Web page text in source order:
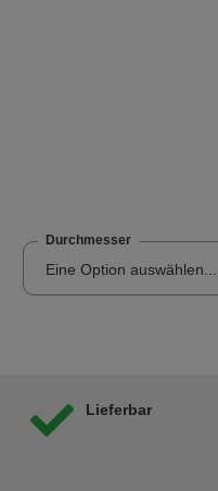
Durchmesser
Eine Option auswählen...
Lieferbar